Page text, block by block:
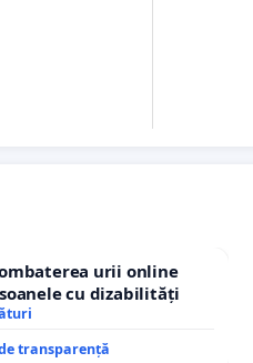
urii online
cu dizabilități
transparență